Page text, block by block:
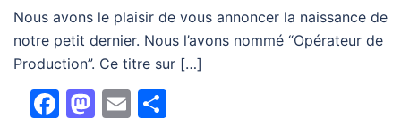
Nous avons le plaisir de vous annoncer la naissance de
notre petit dernier. Nous l’avons nommé “Opérateur de
Production”. Ce titre sur […]
Facebook
Mastodon
Email